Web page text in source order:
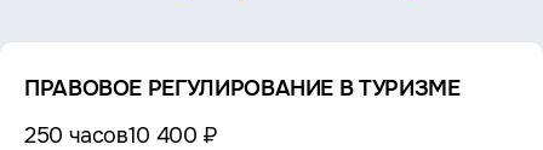
ПРАВОВОЕ РЕГУЛИРОВАНИЕ В ТУРИЗМЕ
250 часов10 400 ₽